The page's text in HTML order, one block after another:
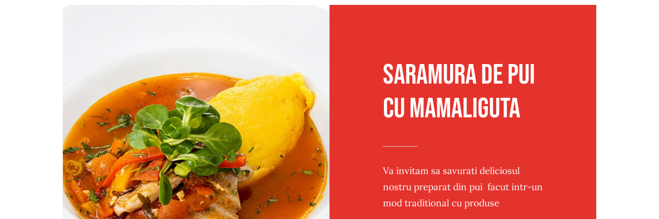
Saramura de pui
cu mamaliguta
Va invitam sa savurati deliciosul
nostru preparat din pui facut intr-un
mod traditional cu produse